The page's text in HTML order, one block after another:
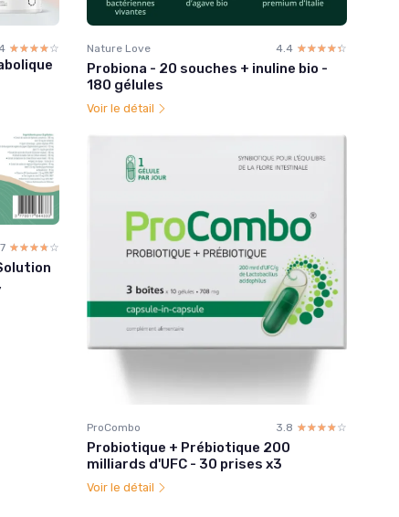
☆☆☆☆☆
★★★★★ Nature Love 4.4 ☆☆☆☆☆
★★★★★
Probiona - 20 souches + inuline bio -
180 gélules
Voir le détail
☆☆☆☆☆
★★★★★
ProCombo 3.8 ☆☆☆☆☆
★★★★★
Probiotique + Prébiotique 200
milliards d'UFC - 30 prises x3
Voir le détail